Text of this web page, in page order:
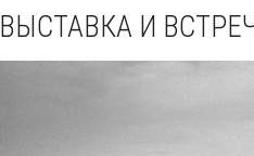
ВЫСТАВКА И